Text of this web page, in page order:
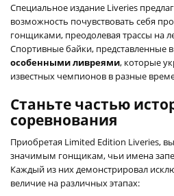
Специальное издание Liveries
возможность почувствовать себя
гонщиками, преодолевая трассы на
Спортивные байки, представленные
особенными ливреями, которые
известных чемпионов в разные
Станьте частью
соревнования
Приобретая Limited Edition Liveries,
значимым гонщикам, чьи имена
Каждый из них демонстрировал
величие на различных этапах: